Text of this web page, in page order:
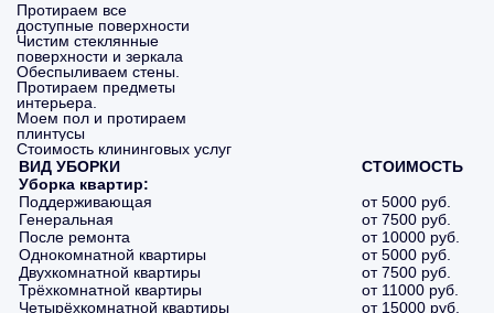
Протираем все
доступные поверхности
Чистим стеклянные
поверхности и зеркала
Обеспыливаем стены.
Протираем предметы
интерьера.
Моем пол и протираем
плинтусы
Стоимость клининговых услуг
ВИД УБОРКИ
СТОИМОСТЬ
Уборка квартир:
Поддерживающая
от 5000 руб.
Генеральная
от 7500 руб.
После ремонта
от 10000 руб.
Однокомнатной квартиры
от 5000 руб.
Двухкомнатной квартиры
от 7500 руб.
Трёхкомнатной квартиры
от 11000 руб.
Четырёхкомнатной квартиры
от 15000 руб.